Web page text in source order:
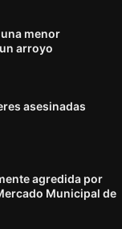
menor
arroyo
asesinadas
agredida por
Municipal de